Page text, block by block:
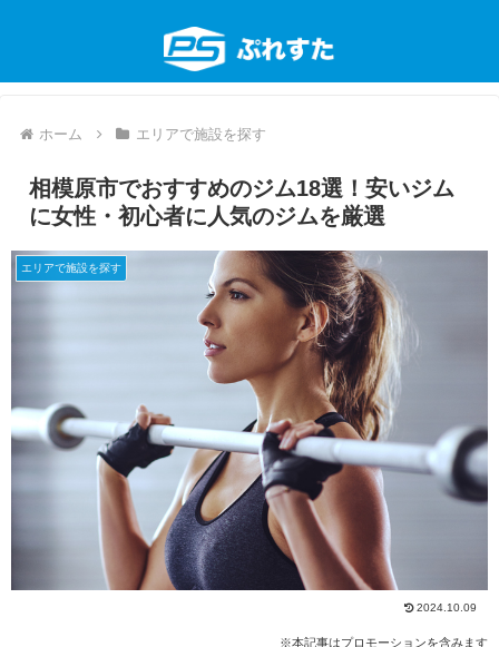
ホーム エリアで施設を探す
相模原市でおすすめのジム18選！安いジム
に女性・初心者に人気のジムを厳選
エリアで施設を探す
2024.10.09
※本記事はプロモーションを含みます